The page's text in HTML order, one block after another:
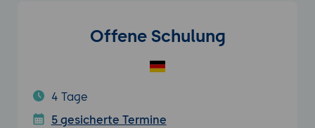
Offene Schulung
4 Tage
5 gesicherte Termine